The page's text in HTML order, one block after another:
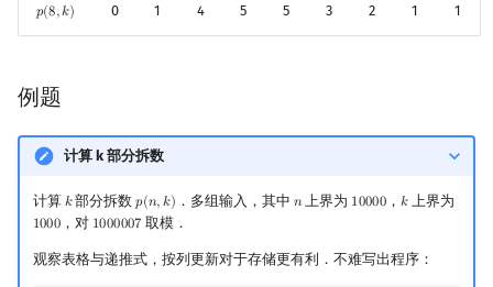
Meissel–Lehmer 算法
连分数
Stern–Brocot 树与 Farey 序列
支配树
图上随机游走
𝑝(8,𝑘)
p(8,k) 0 1 4 5 5 3 2 1 1
例题
计算 k 部分拆数
计算 𝑘
k部分拆数𝑝(𝑛,𝑘)
p(n, k) ．多组输入，其中 𝑛
n上界为 10000
10000 ，𝑘
k上界为
1000
1000 ，对 1000007
1000007 取模．
观察表格与递推式，按列更新对于存储更有利．不难写出程序：